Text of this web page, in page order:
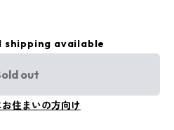
available
out
住まいの方向け